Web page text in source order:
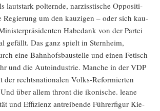
laut­stark pol­tern­de, nar­ziss­ti­sche Oppo­si­ti­
Regie­rung um den kau­zi­gen – oder sich kau­
Habe­dank von der Par­tei
gefällt. Das ganz spielt in Stern­heim,
eine Bahn­hofs­bau­stel­le und einen Fetisch
und die Auto­in­dus­trie. Man­che in der VDP
der rechts­na­tio­na­len Volks-Refor­mier­ten
über allem thront die iko­ni­sche. lea­ne
und Effi­zi­enz antrei­ben­de Füh­rer­fi­gur Kie­